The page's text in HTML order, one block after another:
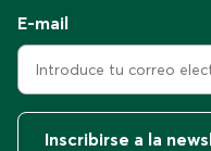
E-mail
Inscribirse a la